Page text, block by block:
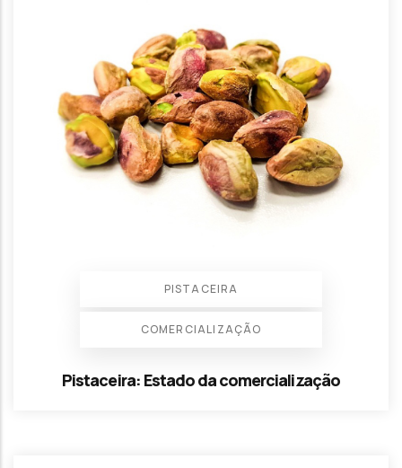
PISTACEIRA
COMERCIALIZAÇÃO
Pistaceira: Estado da comercialização